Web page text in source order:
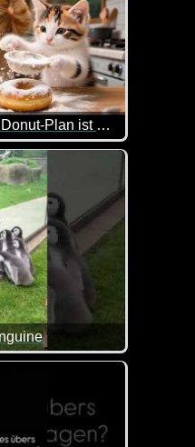
Gingers & MooMoos Donut-Plan ist gescheitert! Mama kommt zur Rettung
wieder das Herz auf wie
ist. Die kleinen Pinguine